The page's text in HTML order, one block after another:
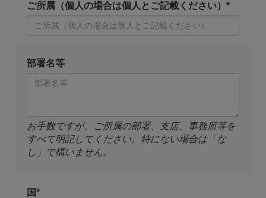
ご所属（個人の場合は個人とご記載ください）*
部署名等
お手数ですが、ご所属の部署、支店、事務所等を
すべて明記してください。特にない場合は「な
し」で構いません。
国*